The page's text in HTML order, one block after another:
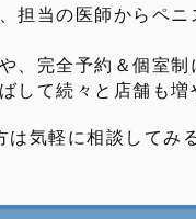
担当の医師からペ
完全予約＆個室
て続々と店舗も
気軽に相談してみ